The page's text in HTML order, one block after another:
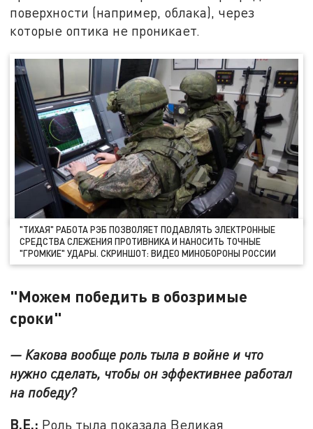
поверхности (например, облака), через
которые оптика не проникает.
"ТИХАЯ" РАБОТА РЭБ ПОЗВОЛЯЕТ ПОДАВЛЯТЬ ЭЛЕКТРОННЫЕ
СРЕДСТВА СЛЕЖЕНИЯ ПРОТИВНИКА И НАНОСИТЬ ТОЧНЫЕ
"ГРОМКИЕ" УДАРЫ. СКРИНШОТ: ВИДЕО МИНОБОРОНЫ РОССИИ
"Можем победить в обозримые
сроки"
— Какова вообще роль тыла в войне и что
нужно сделать, чтобы он эффективнее работал
на победу?
В.Е.: Роль тыла показала Великая